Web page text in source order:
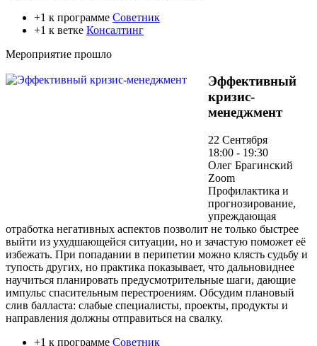
+1 к программе Советник
+1 к ветке Консалтинг
Мероприятие прошло
Эффективный
кризис-
менеджмент
22 Сентября
18:00 - 19:30
Олег Брагинский
Zoom
Профилактика и
прогнозирование,
упреждающая
отработка негативных аспектов позволит не только быстрее
выйти из ухудшающейся ситуации, но и зачастую поможет её
избежать. При попадании в перипетии можно клясть судьбу и
тупость других, но практика показывает, что дальновиднее
научиться планировать предусмотрительные шаги, дающие
импульс спасительным перестроениям. Обсудим плановый
слив балласта: слабые специалисты, проекты, продукты и
направления должны отправиться на свалку.
+1 к программе Советник